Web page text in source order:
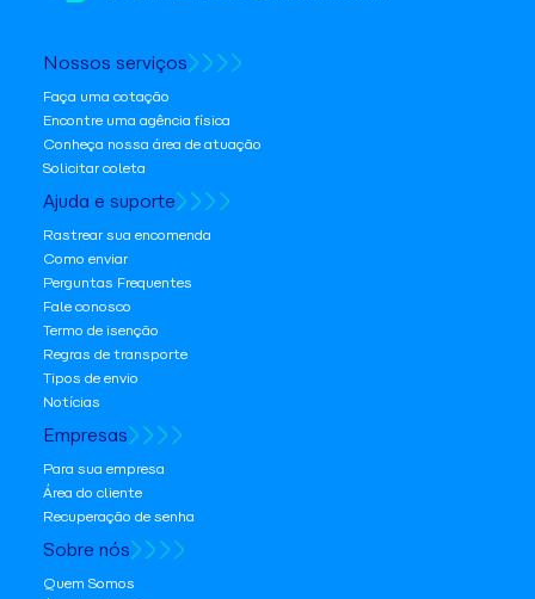
Nossos serviços
Faça uma cotação
Encontre uma agência física
Conheça nossa área de atuação
Solicitar coleta
Ajuda e suporte
Rastrear sua encomenda
Como enviar
Perguntas Frequentes
Fale conosco
Termo de isenção
Regras de transporte
Tipos de envio
Notícias
Empresas
Para sua empresa
Área do cliente
Recuperação de senha
Sobre nós
Quem Somos